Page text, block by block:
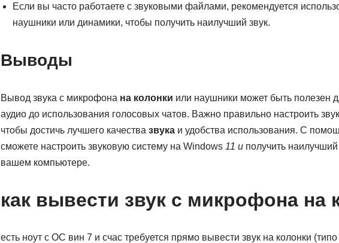
Если вы часто работаете с звуковыми файлами, рекомендуется
наушники или динамики, чтобы получить наилучший звук.
Выводы
Вывод звука с микрофона на колонки или наушники может быть полезен
аудио до использования голосовых чатов. Важно правильно настроить
чтобы достичь лучшего качества звукаи удобства использования. С
сможете настроить звуковую систему на Windows 11 иполучить наилучший
вашем компьютере.
как вывести звук с микрофона на
есть ноут с ОС вин 7 и счас требуется прямо вывести звук на колонки